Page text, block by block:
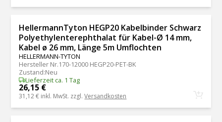
HellermannTyton HEGP20 Kabelbinder Schwarz
Polyethylenterephthalat für Kabel-Ø 14 mm,
Kabel ø 26 mm, Länge 5m Umflochten
HELLERMANN-TYTON
Hersteller Nr.170-12000 HEGP20-PET-BK
Zustand:Neu
Lieferzeit ca. 1 Tag
26,15 €
31,12 € inkl. MwSt. zzgl.Versandkosten